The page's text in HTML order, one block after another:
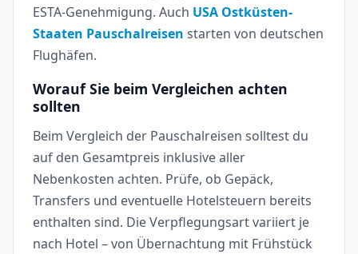
ESTA-Genehmigung. Auch USA Ostküsten-
Staaten Pauschalreisen starten von deutschen
Flughäfen.
Worauf Sie beim Vergleichen achten
sollten
Beim Vergleich der Pauschalreisen solltest du
auf den Gesamtpreis inklusive aller
Nebenkosten achten. Prüfe, ob Gepäck,
Transfers und eventuelle Hotelsteuern bereits
enthalten sind. Die Verpflegungsart variiert je
nach Hotel – von Übernachtung mit Frühstück